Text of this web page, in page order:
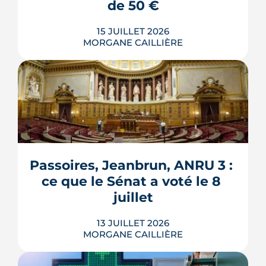
LIRE L'ARTICLE
de 50 €
15 JUILLET 2026
MORGANE CAILLIÈRE
Verrous tournés, voisins prévenus,
boîte aux lettres sous contrôle : une
grande partie de la protection d'un
logement repose sur des habitudes qui
gestes gratuits ou à moins de 50 €,
inspirés des conseils officiels de la
police et de la gendarmerie, mon...
LIRE L'ARTICLE
Passoires, Jeanbrun, ANRU 3 :
ce que le Sénat a voté le 8
juillet
13 JUILLET 2026
MORGANE CAILLIÈRE